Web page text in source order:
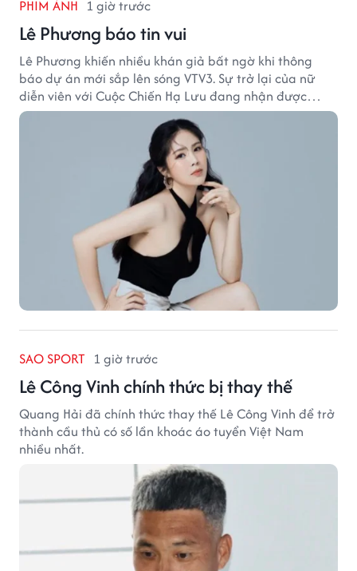
PHIM ẢNH 1 giờ trước
Lê Phương báo tin vui
Lê Phương khiến nhiều khán giả bất ngờ khi thông
báo dự án mới sắp lên sóng VTV3. Sự trở lại của nữ
diễn viên với Cuộc Chiến Hạ Lưu đang nhận được
nhiều sự quan tâm.
SAO SPORT 1 giờ trước
Lê Công Vinh chính thức bị thay thế
Quang Hải đã chính thức thay thế Lê Công Vinh để trở
thành cầu thủ có số lần khoác áo tuyển Việt Nam
nhiều nhất.